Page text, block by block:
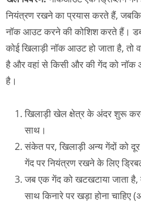
नियंत्रण रखने का प्रयास करते हैं,
नॉक आउट करने की कोशिश करते हैं।
कोई खिलाड़ी नॉक आउट हो जाता है,
है और वहां से किसी और की गेंद को
है।
खिलाड़ी खेल क्षेत्र के अंदर शुरू
साथ।
संकेत पर, खिलाड़ी अन्य गेंदों को
गेंद पर नियंत्रण रखने के लिए
जब एक गेंद को खटखटाया जाता है,
साथ किनारे पर खड़ा होना